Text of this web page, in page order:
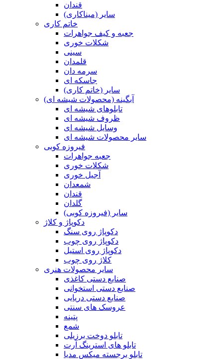
قندان
سایر (میناکاری)
خاتم کاری
جعبه و کیف جواهرات
شکلات خوری
سینی
قلمدان
سرمه دان
جاسکه ای
سایر (خاتم کاری)
آبگینه (محصولات شیشه ای)
تابلوهای شیشه ای
ظروف شیشه ای
وسایل شیشه ای
سایر محصولات شیشه ای
فیروزه کوبی
جعبه جواهرات
شکلات خوری
آجیل خوری
شمعدان
قندان
گلدان
سایر (فیروزه کوبی)
دکوپاژ و کلاژ
دکوپاژ روی سنگ
دکوپاژ روی چوب
دکوپاژ روی استیل
کلاژ روی چوب
سایر محصولات هنری
صنایع دستی کاغذی
صنایع دستی استخوانی
صنایع دستی دریایی
عروسک های سنتی
پتینه
شمع
تابلو دوخت برزیلی
تابلو های استرینگ آرت
تابلو برجسته میکس مدیا